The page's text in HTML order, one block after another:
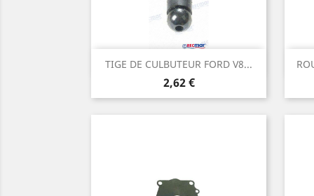
TIGE DE CULBUTEUR FORD V8...
Prix
2,62 €
Aperçu rapide